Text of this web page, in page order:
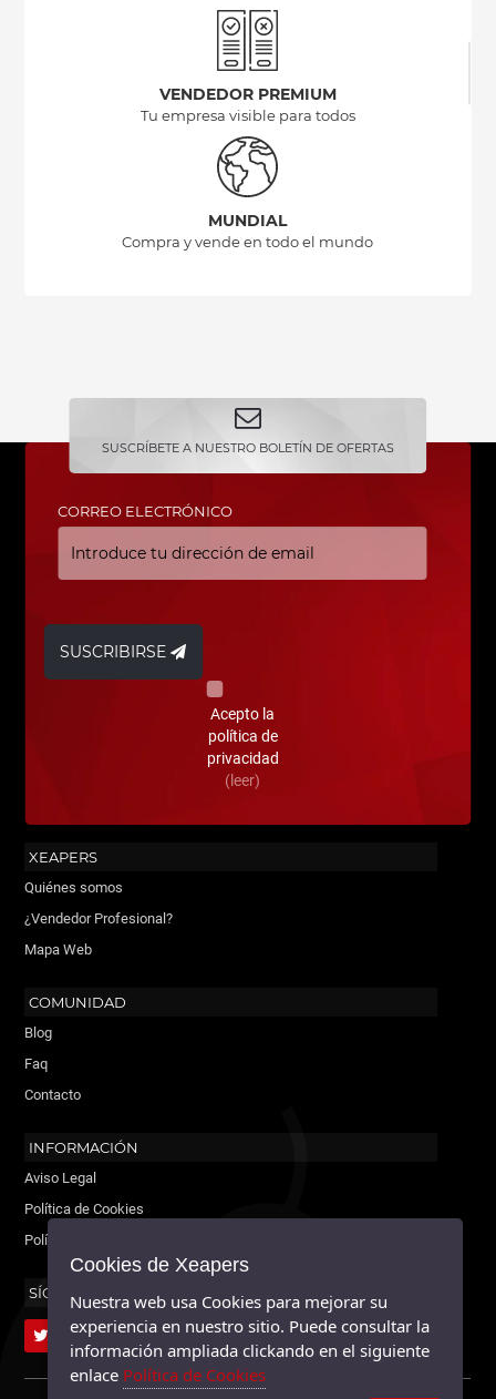
VENDEDOR PREMIUM
Tu empresa visible para todos
MUNDIAL
Compra y vende en todo el mundo
SUSCRÍBETE A NUESTRO BOLETÍN DE OFERTAS
CORREO ELECTRÓNICO
SUSCRIBIRSE
Acepto la
política de
privacidad
(leer)
XEAPERS
Quiénes somos
¿Vendedor Profesional?
Mapa Web
COMUNIDAD
Blog
Faq
Contacto
INFORMACIÓN
Aviso Legal
Política de Cookies
Política de Privacidad
SÍGUENOS
Cookies de Xeapers
Nuestra web usa Cookies para mejorar su
experiencia en nuestro sitio. Puede consultar la
información ampliada clickando en el siguiente
enlace Política de Cookies